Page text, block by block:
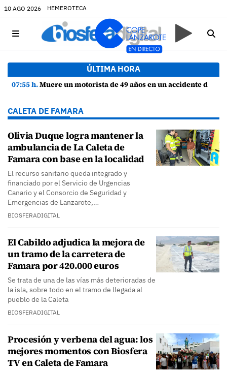
10 AGO 2026 HEMEROTECA
ÚLTIMA HORA
07:55 h.Muere un motorista de 49 años en un accidente de tráfico en Haría
CALETA DE FAMARA
Olivia Duque logra mantener la
ambulancia de La Caleta de
Famara con base en la localidad
El recurso sanitario queda integrado y
financiado por el Servicio de Urgencias
Canario y el Consorcio de Seguridad y
Emergencias de Lanzarote,…
BIOSFERADIGITAL
El Cabildo adjudica la mejora de
un tramo de la carretera de
Famara por 420.000 euros
Se trata de una de las vías más deterioradas de
la isla, sobre todo en el tramo de llegada al
pueblo de la Caleta
BIOSFERADIGITAL
Procesión y verbena del agua: los
mejores momentos con Biosfera
TV en Caleta de Famara